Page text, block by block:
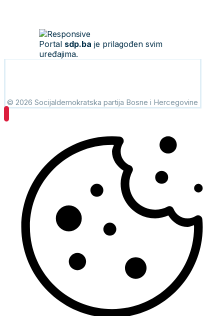
Portal sdp.ba je prilagođen svim
uređajima.
© 2026 Socijaldemokratska partija Bosne i Hercegovine